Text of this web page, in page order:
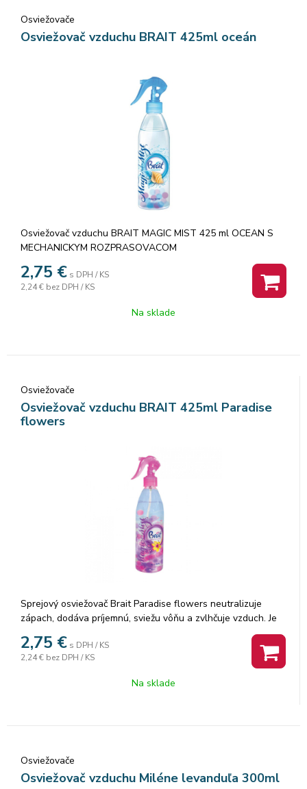
Osviežovače
Osviežovač vzduchu BRAIT 425ml oceán
Osviežovač vzduchu BRAIT MAGIC MIST 425 ml OCEAN S
MECHANICKYM ROZPRASOVACOM
2,75 € s DPH / KS
2,24 € bez DPH / KS
Na sklade
Osviežovače
Osviežovač vzduchu BRAIT 425ml Paradise
flowers
Sprejový osviežovač Brait Paradise flowers neutralizuje
zápach, dodáva príjemnú, sviežu vôňu a zvlhčuje vzduch. Je
2,75 € s DPH / KS
2,24 € bez DPH / KS
Na sklade
Osviežovače
Osviežovač vzduchu Miléne levanduľa 300ml